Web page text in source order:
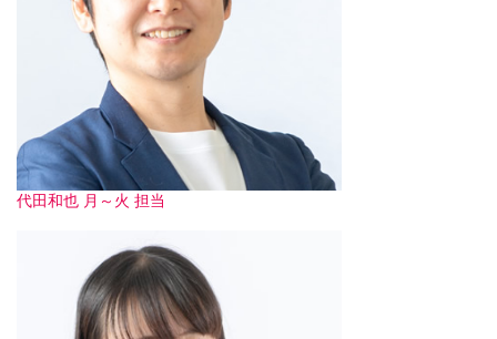
代田和也 月～火 担当